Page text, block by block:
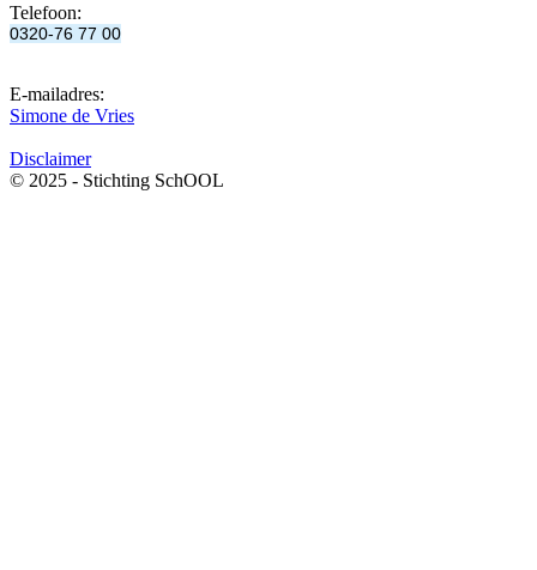
Telefoon:
0320-76 77 00
E-mailadres:
Simone de Vries
Disclaimer
© 2025 - Stichting SchOOL